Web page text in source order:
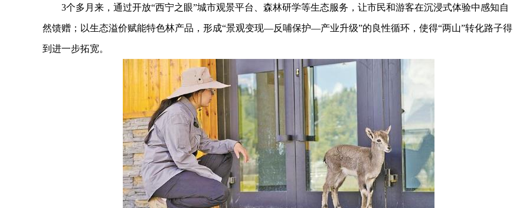
3个多月来，通过开放“西宁之眼”城市观景平台、森林研学等生态服务，让市民和游客在沉浸式体验中感知自
然馈赠；以生态溢价赋能特色林产品，形成“景观变现—反哺保护—产业升级”的良性循环，使得“两山”转化路子得
到进一步拓宽。